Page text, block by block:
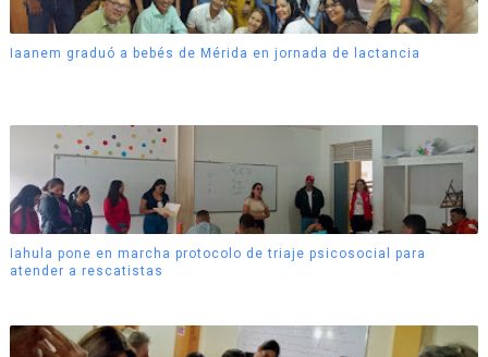
Iaanem graduó a bebés de Mérida en jornada de lactancia
Iahula pone en marcha protocolo de triaje psicosocial para
atender a rescatistas